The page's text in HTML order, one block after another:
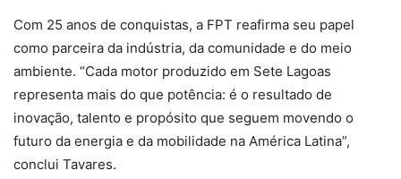
Com 25 anos de conquistas, a FPT reafirma seu papel
como parceira da indústria, da comunidade e do meio
ambiente. “Cada motor produzido em Sete Lagoas
representa mais do que potência: é o resultado de
inovação, talento e propósito que seguem movendo o
futuro da energia e da mobilidade na América Latina”,
conclui Tavares.